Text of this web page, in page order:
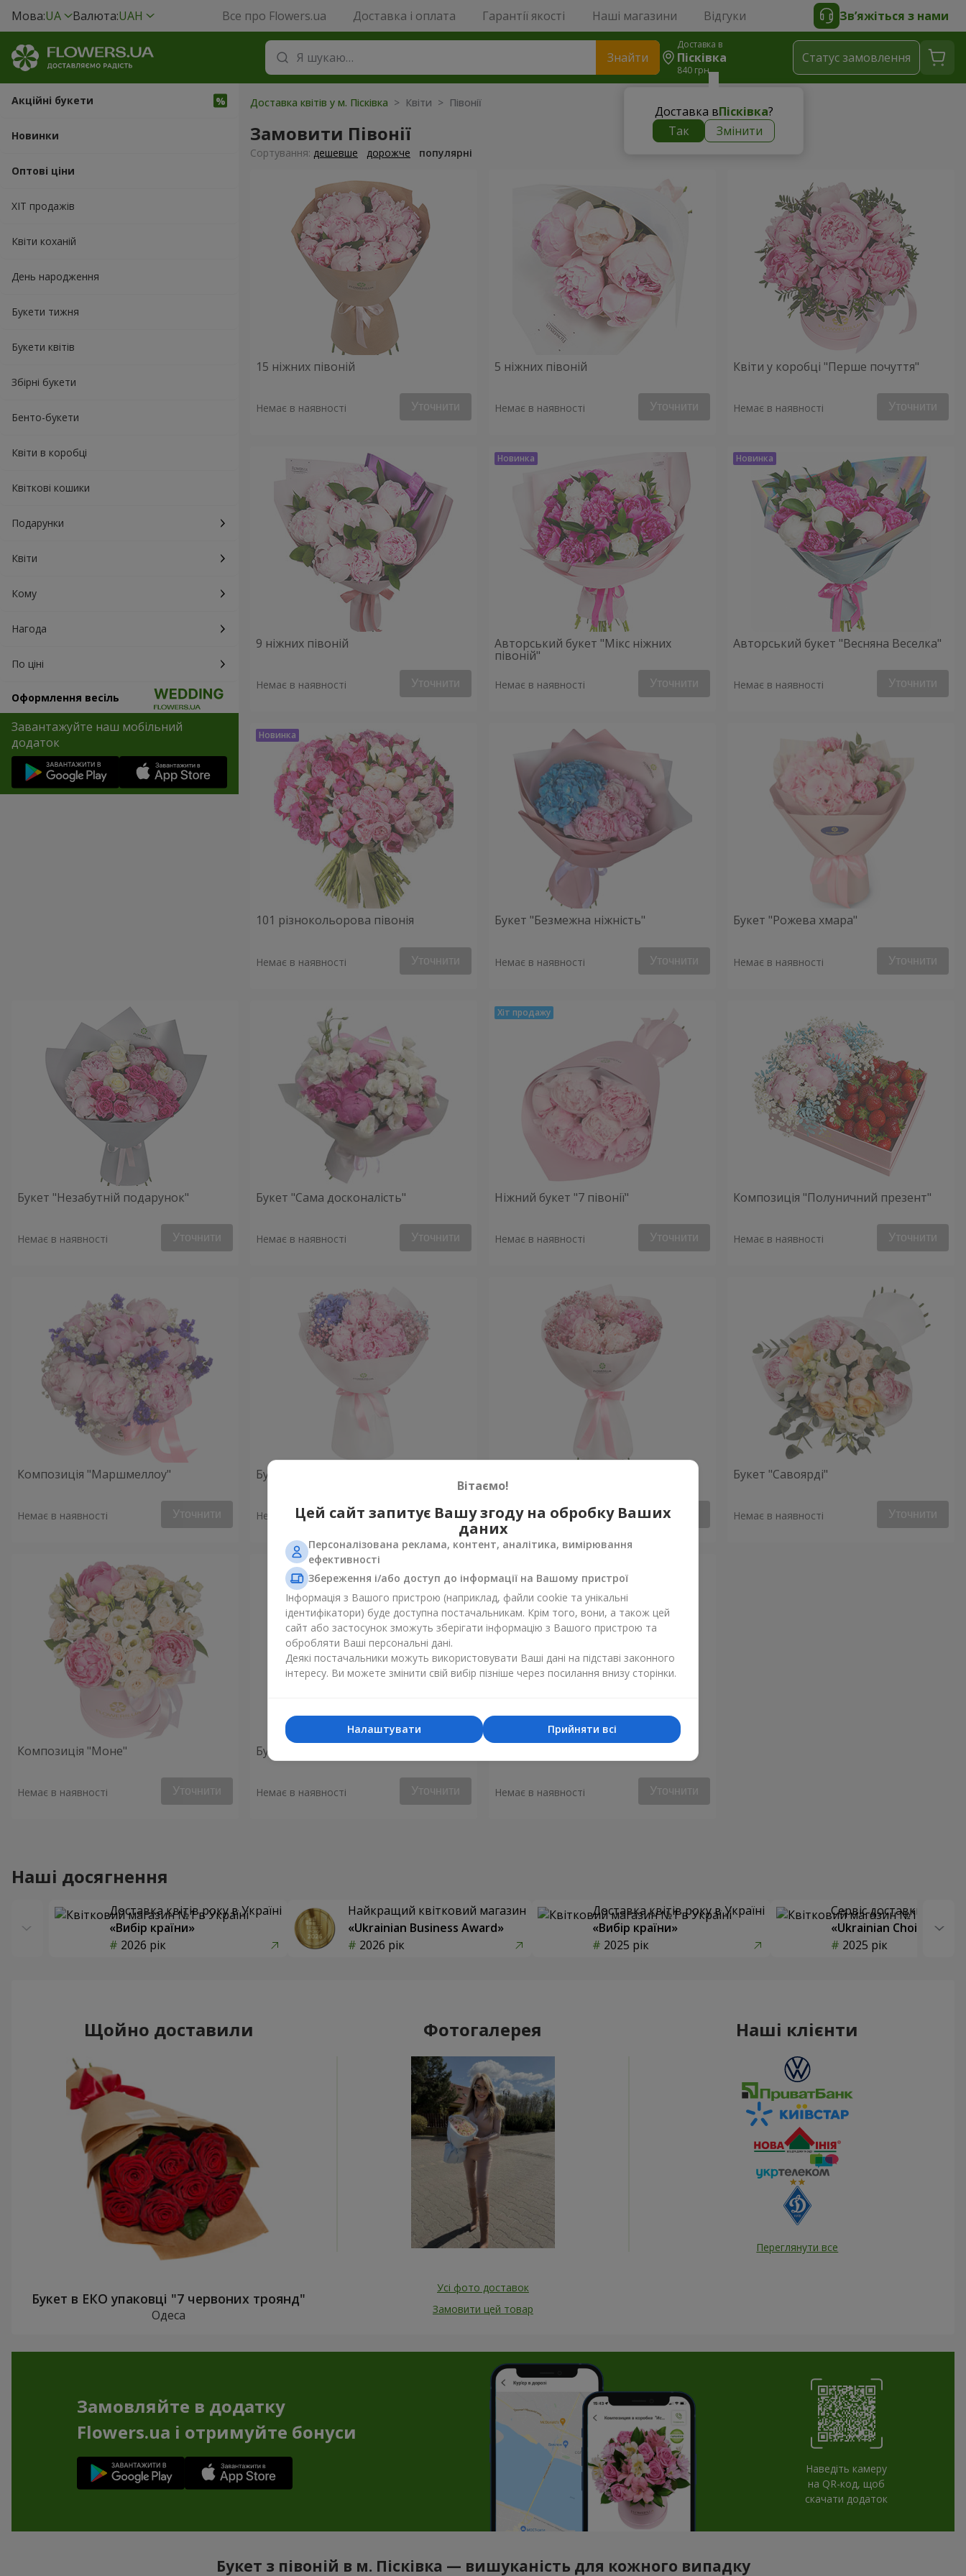
Мова:UA Валюта:UAH Все про Flowers.ua Доставка і оплата Гарантії якості Наші магазини Відгуки Зв’яжіться з нами
Знайти
Доставка в
Пісківка
840 грн
Доставка вПісківка?
Так
Змінити
Статус замовлення
Акційні букети
Новинки
Оптові ціни
ХІТ продажів
Квіти коханій
День народження
Букети тижня
Букети квітів
Збірні букети
Бенто-букети
Квіти в коробці
Квіткові кошики
Подарунки
Квіти
Кому
Нагода
По ціні
Оформлення весіль
Завантажуйте наш мобільний
додаток
Доставка квітів у м. Пісківка > Квіти > Півонії
Замовити Півонії
Сортування: дешевше дорожче популярні
15 ніжних півоній
Немає в наявності Уточнити
5 ніжних півоній
Немає в наявності Уточнити
Квіти у коробці "Перше почуття"
Немає в наявності Уточнити
9 ніжних півоній
Немає в наявності Уточнити
Авторський букет "Мікс ніжних
півоній"
Немає в наявності Уточнити
Авторський букет "Весняна Веселка"
Немає в наявності Уточнити
101 різнокольорова півонія
Немає в наявності Уточнити
Букет "Безмежна ніжність"
Немає в наявності Уточнити
Букет "Рожева хмара"
Немає в наявності Уточнити
Букет "Незабутній подарунок"
Немає в наявності Уточнити
Букет "Сама досконалість"
Немає в наявності Уточнити
Ніжний букет "7 півонії"
Немає в наявності Уточнити
Композиція "Полуничний презент"
Немає в наявності Уточнити
Композиція "Маршмеллоу"
Немає в наявності Уточнити
Букет «Ранок у Спечлі»
Немає в наявності Уточнити Немає в наявності Уточнити
Букет "Савоярді"
Немає в наявності Уточнити
Композиція "Моне"
Немає в наявності Уточнити
Букет "Почуй моє серце"
Немає в наявності Уточнити Немає в наявності Уточнити
Наші досягнення
Доставка квітів року в Україні
«Вибір країни»
2026 рік
Найкращий квітковий магазин
«Ukrainian Business Award»
2026 рік
Доставка квітів року в Україні
«Вибір країни»
2025 рік
Сервіс доставки квітів
«Ukrainian Choice»
2025 рік
Щойно доставили
Букет в ЕКО упаковці "7 червоних троянд"
Одеса
Фотогалерея
Усі фото доставок
Замовити цей товар
Наші клієнти
Переглянути все
Замовляйте в додатку
Flowers.ua і отримуйте бонуси
Наведіть камеру
на QR-код, щоб
скачати додаток
Букет з півоній в м. Пісківка — вишуканість для кожного випадку
Вітаємо!
Цей сайт запитує Вашу згоду на обробку Ваших
даних
Персоналізована реклама, контент, аналітика, вимірювання
ефективності
Збереження і/або доступ до інформації на Вашому пристрої
Інформація з Вашого пристрою (наприклад, файли cookie та унікальні
ідентифікатори) буде доступна постачальникам. Крім того, вони, а також цей
сайт або застосунок зможуть зберігати інформацію з Вашого пристрою та
обробляти Ваші персональні дані.
Деякі постачальники можуть використовувати Ваші дані на підставі законного
інтересу. Ви можете змінити свій вибір пізніше через посилання внизу сторінки.
Прийняти всі
Налаштувати